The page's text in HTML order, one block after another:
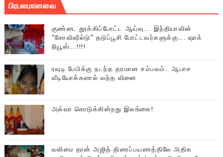
பிரபலமானவை
குண்டை தூக்கிப்போட்ட ஆய்வு…. இந்தியாவின்
“கோவிஷீல்டு” தடுப்பூசி போட்டவர்களுக்கு…. ஷாக்
நியூஸ்….!!!!
ரவுடி பேபிக்கு நடந்த தரமான சம்பவம்.. ஆபாச
வீடியோக்களால் வந்த வினை
அல்வா கொடுக்கின்றது இலங்கை!
வலிமை தான் அஜித் திரைப்பயணத்திலே அதிக